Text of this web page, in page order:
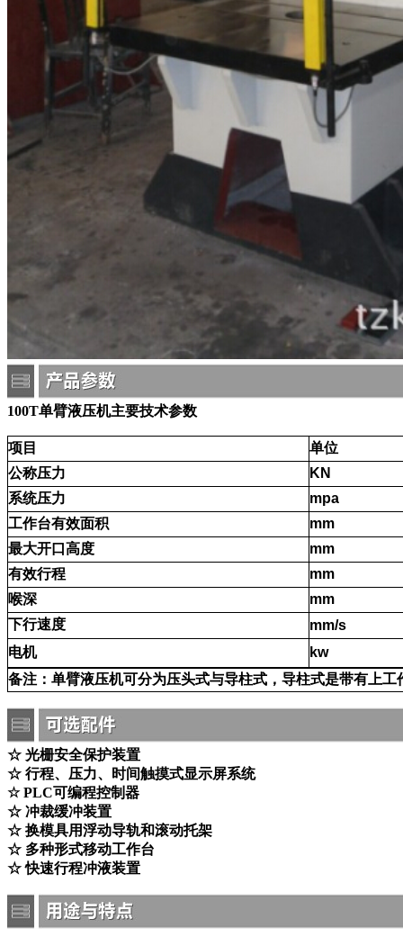
100T单臂液压机主要技术参数
项目
单位
公称压力
KN
系统压力
mpa
工作台有效面积
mm
最大开口高度
mm
有效行程
mm
喉深
mm
下行速度
mm/s
电机
kw
备注：单臂液压机可分为压头式与导柱式，导柱式是带有上
☆ 光栅安全保护装置
☆ 行程、压力、时间触摸式显示屏系统
☆ PLC可编程控制器
☆ 冲裁缓冲装置
☆ 换模具用浮动导轨和滚动托架
☆ 多种形式移动工作台
☆ 快速行程冲液装置